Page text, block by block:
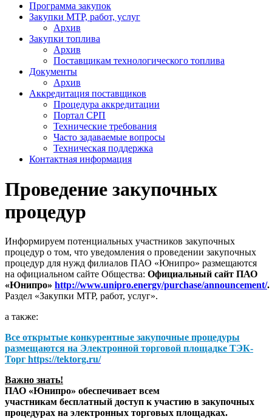
Программа закупок
Закупки МТР, работ, услуг
Архив
Закупки топлива
Архив
Поставщикам технологического топлива
Документы
Архив
Аккредитация поставщиков
Процедура аккредитации
Портал СРП
Технические требования
Часто задаваемые вопросы
Техническая поддержка
Контактная информация
Проведение закупочных
процедур
Информируем потенциальных участников закупочных
процедур о том, что уведомления о проведении закупочных
процедур для нужд филиалов ПАО «Юнипро» размещаются
на официальном сайте Общества: Официальный сайт ПАО
«Юнипро» http://www.unipro.energy/purchase/announcement/.
Раздел «Закупки МТР, работ, услуг».
а также:
Все открытые конкурентные закупочные процедуры
размещаются на Электронной торговой площадке ТЭК-
Торг https://tektorg.ru/
Важно знать!
ПАО «Юнипро» обеспечивает всем
участникам бесплатный доступ к участию в закупочных
процедурах на электронных торговых площадках.